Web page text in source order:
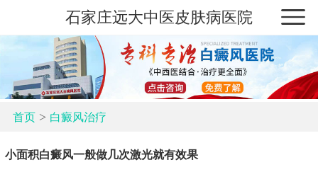
石家庄远大中医皮肤病医院
首页> 白癜风治疗
小面积白癜风一般做几次激光就有效果